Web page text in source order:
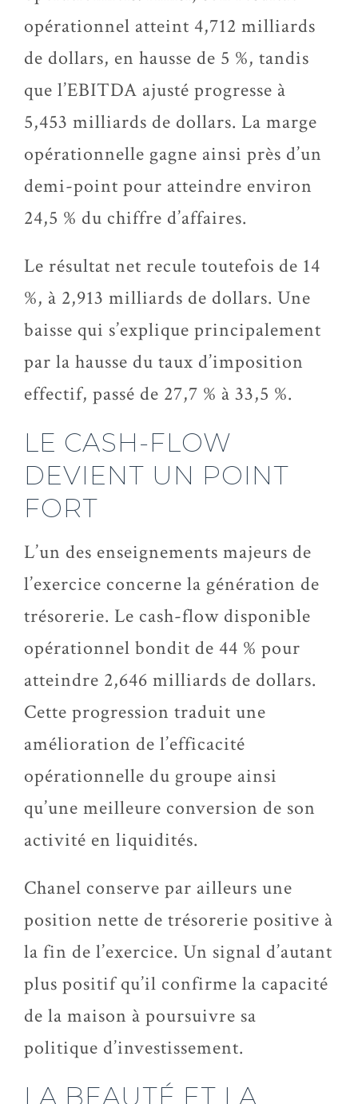
opérationnel atteint 4,712 milliards
de dollars, en hausse de 5 %, tandis
que l’EBITDA ajusté progresse à
5,453 milliards de dollars. La marge
opérationnelle gagne ainsi près d’un
demi-point pour atteindre environ
24,5 % du chiffre d’affaires.
Le résultat net recule toutefois de 14
%, à 2,913 milliards de dollars. Une
baisse qui s’explique principalement
par la hausse du taux d’imposition
effectif, passé de 27,7 % à 33,5 %.
LE CASH-FLOW
DEVIENT UN POINT
FORT
L’un des enseignements majeurs de
l’exercice concerne la génération de
trésorerie. Le cash-flow disponible
opérationnel bondit de 44 % pour
atteindre 2,646 milliards de dollars.
Cette progression traduit une
amélioration de l’efficacité
opérationnelle du groupe ainsi
qu’une meilleure conversion de son
activité en liquidités.
Chanel conserve par ailleurs une
position nette de trésorerie positive à
la fin de l’exercice. Un signal d’autant
plus positif qu’il confirme la capacité
de la maison à poursuivre sa
politique d’investissement.
LA BEAUTÉ ET LA